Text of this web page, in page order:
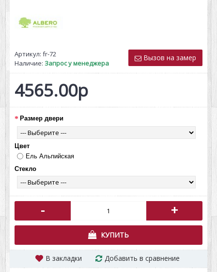
Вызов на замер
Артикул: fr-72
Наличие: Запрос у менеджера
4565.00р
Размер двери
Цвет
Ель Альпийская
Стекло
- +
КУПИТЬ
В закладки Добавить в сравнение